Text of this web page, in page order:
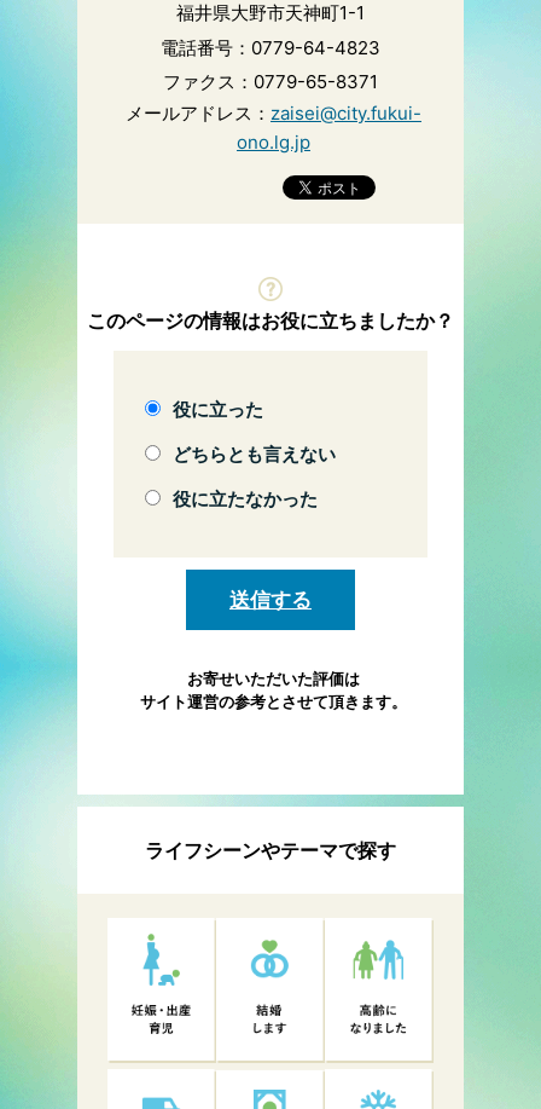
福井県大野市天神町1-1
電話番号：0779-64-4823
ファクス：0779-65-8371
メールアドレス： zaisei@city.fukui-
ono.lg.jp
このページの情報はお役に立ちましたか？
役に立った
どちらとも言えない
役に立たなかった
お寄せいただいた評価は
サイト運営の参考とさせて頂きます。
ライフシーンやテーマで探す